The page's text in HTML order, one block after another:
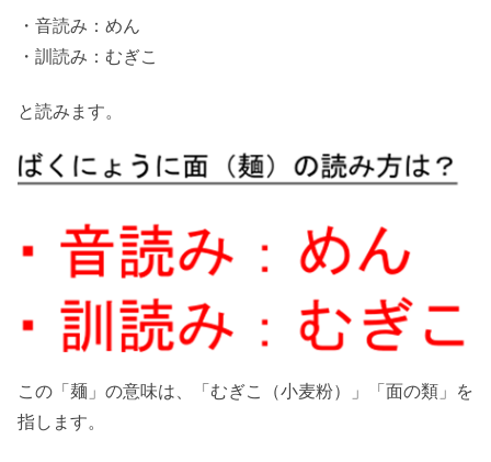
・音読み：めん
・訓読み：むぎこ
と読みます。
この「麺」の意味は、「むぎこ（小麦粉）」「面の類」を
指します。